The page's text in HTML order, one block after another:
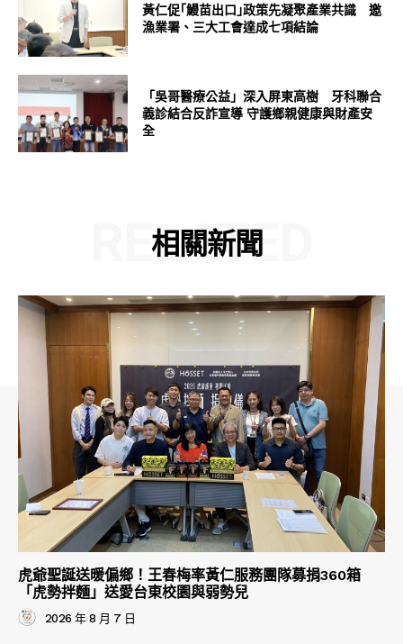
黃仁促｢鰻苗出口｣政策先凝聚產業共識 邀
漁業署、三大工會達成七項結論
「吳哥醫療公益」深入屏東高樹 牙科聯合
義診結合反詐宣導 守護鄉親健康與財產安
全
相關新聞
RELATED
虎爺聖誕送暖偏鄉！王春梅率黃仁服務團隊募捐360箱
「虎勢拌麵」送愛台東校園與弱勢兒
2026 年 8 月 7 日